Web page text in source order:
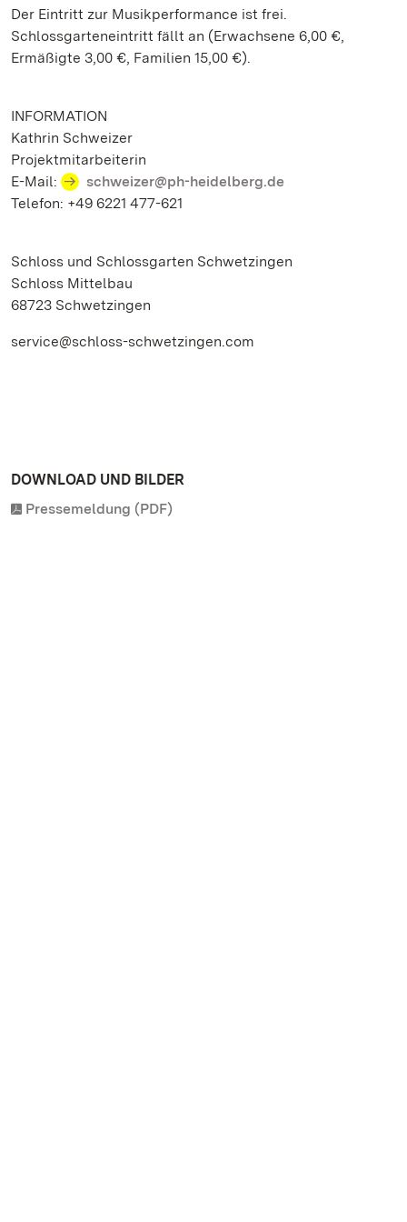
Der Eintritt zur Musikperformance ist frei.
Schlossgarteneintritt fällt an (Erwachsene 6,00 €,
Ermäßigte 3,00 €, Familien 15,00 €).
INFORMATION
Kathrin Schweizer
Projektmitarbeiterin
E-Mail:
schweizer@ph-heidelberg.de
Telefon: +49 6221 477-621
Schloss und Schlossgarten Schwetzingen
Schloss Mittelbau
68723 Schwetzingen
service@schloss-schwetzingen.com
DOWNLOAD UND BILDER
Pressemeldung (PDF)